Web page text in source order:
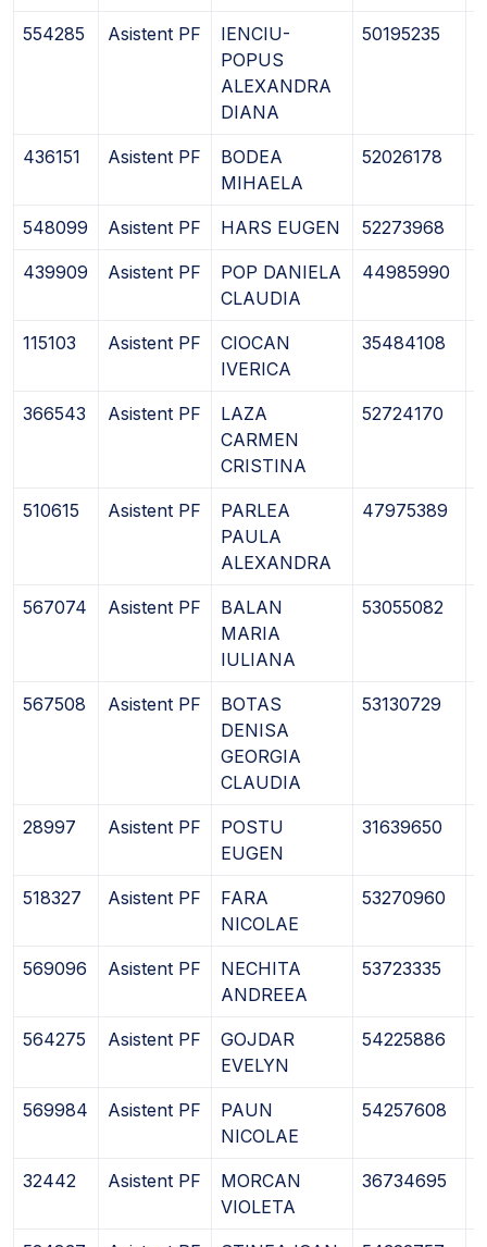
554285 Asistent PF
IENCIU-
POPUS
ALEXANDRA
DIANA
50195235
436151 Asistent PF
BODEA
MIHAELA
52026178
548099 Asistent PF HARS EUGEN 52273968
439909 Asistent PF
POP DANIELA
CLAUDIA
44985990
115103 Asistent PF
CIOCAN
IVERICA
35484108
366543 Asistent PF
LAZA
CARMEN
CRISTINA
52724170
510615 Asistent PF
PARLEA
PAULA
ALEXANDRA
47975389
567074 Asistent PF
BALAN
MARIA
IULIANA
53055082
567508 Asistent PF
BOTAS
DENISA
GEORGIA
CLAUDIA
53130729
28997 Asistent PF
POSTU
EUGEN
31639650
518327 Asistent PF
FARA
NICOLAE
53270960
569096 Asistent PF
NECHITA
ANDREEA
53723335
564275 Asistent PF
GOJDAR
EVELYN
54225886
569984 Asistent PF
PAUN
NICOLAE
54257608
32442 Asistent PF
MORCAN
VIOLETA
36734695